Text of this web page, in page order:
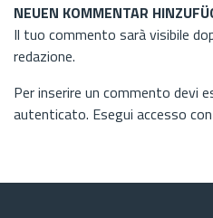
NEUEN KOMMENTAR
Il tuo commento sarà visibile
redazione.
Per inserire un commento devi
autenticato. Esegui accesso con